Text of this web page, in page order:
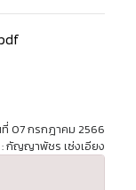
07 กรกฎาคม 2566
กัญญาพัชร เซ่งเอียง